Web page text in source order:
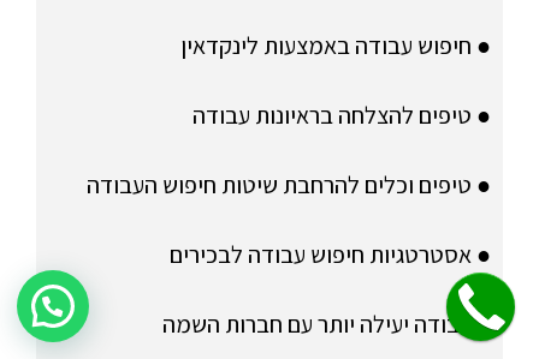
● חיפוש עבודה באמצעות לינקדאין
● טיפים להצלחה בראיונות עבודה
● טיפים וכלים להרחבת שיטות חיפוש העבודה
● אסטרטגיות חיפוש עבודה לבכירים
● עבודה יעילה יותר עם חברות השמה